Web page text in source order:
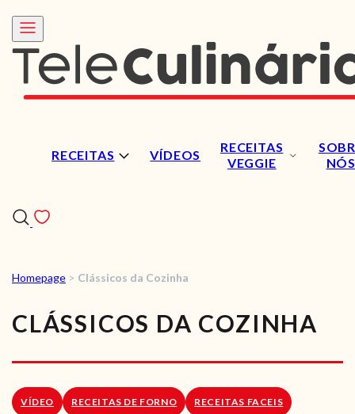
RECEITAS VÍDEOS
RECEITAS
VEGGIE
NÓS
RECEITAS
VÍDEOS
RECEITAS VEGGIE
SOBRE NÓS
Homepage > Clássicos da Cozinha
CLÁSSICOS DA COZINHA
VÍDEO RECEITAS DE FORNO RECEITAS FACEIS